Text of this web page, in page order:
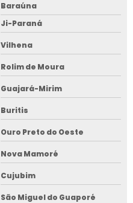
Baraúna
Ji-Paraná
Vilhena
Rolim de Moura
Guajará-Mirim
Buritis
Ouro Preto do Oeste
Nova Mamoré
Cujubim
São Miguel do Guaporé